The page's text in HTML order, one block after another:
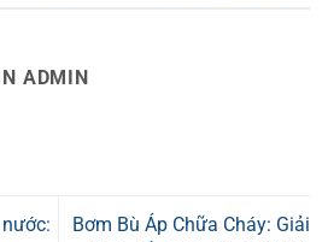
ADMIN
Bơm Bù Áp Chữa Cháy: Giải